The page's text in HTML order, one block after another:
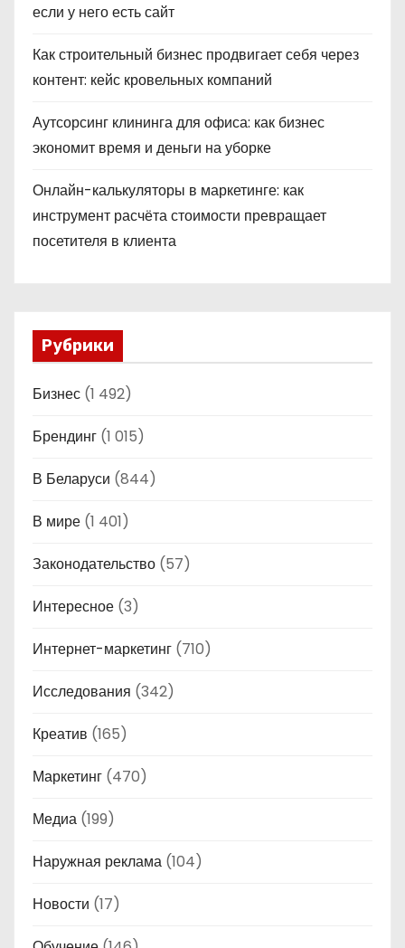
если у него есть сайт
Как строительный бизнес продвигает себя через
контент: кейс кровельных компаний
Аутсорсинг клининга для офиса: как бизнес
экономит время и деньги на уборке
Онлайн-калькуляторы в маркетинге: как
инструмент расчёта стоимости превращает
посетителя в клиента
Рубрики
Бизнес (1 492)
Брендинг (1 015)
В Беларуси (844)
В мире (1 401)
Законодательство (57)
Интересное (3)
Интернет-маркетинг (710)
Исследования (342)
Креатив (165)
Маркетинг (470)
Медиа (199)
Наружная реклама (104)
Новости (17)